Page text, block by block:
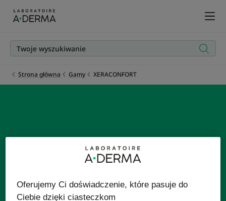
Strona główna Gamy XERACONFORT
XERACONFORT
Oferujemy Ci doświadczenie, które pasuje do
Ciebie dzięki ciasteczkom